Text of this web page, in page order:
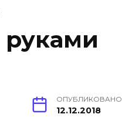
ОПУБЛИКОВАНО
12.12.2018